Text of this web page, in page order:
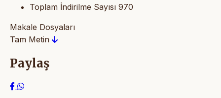
Toplam İndirilme Sayısı 970
Makale Dosyaları
Tam Metin
Paylaş